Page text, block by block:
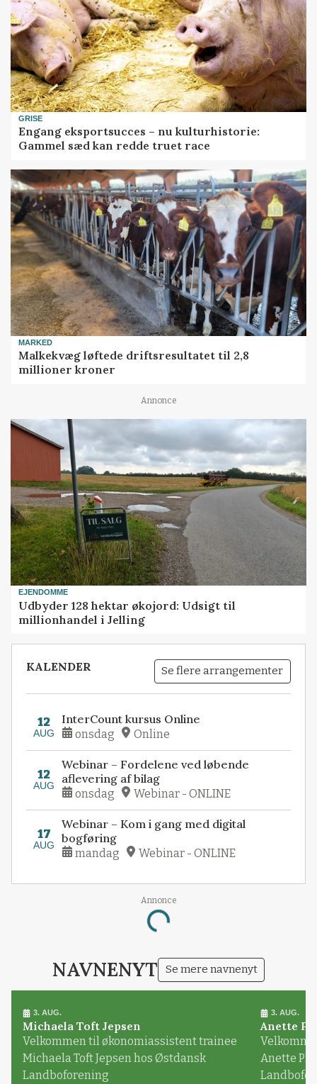
GRISE
Engang eksportsucces – nu kulturhistorie:
Gammel sæd kan redde truet race
MARKED
Malkekvæg løftede driftsresultatet til 2,8
millioner kroner
Annonce
EJENDOMME
Udbyder 128 hektar økojord: Udsigt til
millionhandel i Jelling
KALENDER Se flere arrangementer
12
AUG
InterCount kursus Online
onsdag Online
12
AUG
Webinar – Fordelene ved løbende
aflevering af bilag
onsdag Webinar - ONLINE
17
AUG
Webinar – Kom i gang med digital
bogføring
mandag Webinar - ONLINE
Annonce
Loading...
NAVNENYT Se mere navnenyt
3. AUG.
Michaela Toft Jepsen
Velkommen til økonomiassistent trainee
Michaela Toft Jepsen hos Østdansk
Landboforening
3. AUG.
Anette
Anette